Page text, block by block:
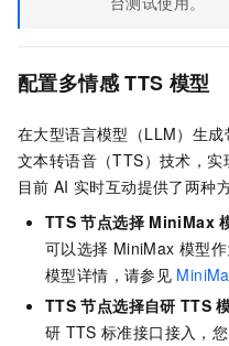
配置多情感 TTS 模型
在大型语言模型（LLM）生
文本转语音（TTS）技术，实
目前 AI 实时互动提供了两种
TTS 节点选择 MiniMax
可以选择 MiniMax 模型
模型详情，请参见
TTS 节点选择自研 TTS
研 TTS 标准接口接入，